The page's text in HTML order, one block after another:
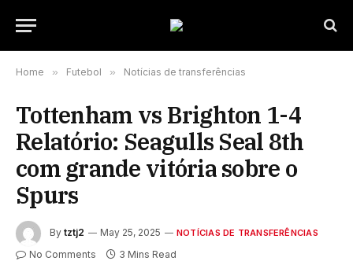
Home » Futebol » Notícias de transferências
Tottenham vs Brighton 1-4
Relatório: Seagulls Seal 8th
com grande vitória sobre o
Spurs
By tztj2 May 25, 2025 NOTÍCIAS DE TRANSFERÊNCIAS
No Comments 3 Mins Read